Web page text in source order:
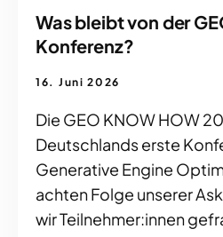
Was bleibt von der
Konferenz?
16. Juni 2026
Die GEO KNOW HOW
Deutschlands erste
Generative Engine
achten Folge unserer
wir Teilnehmer:innen